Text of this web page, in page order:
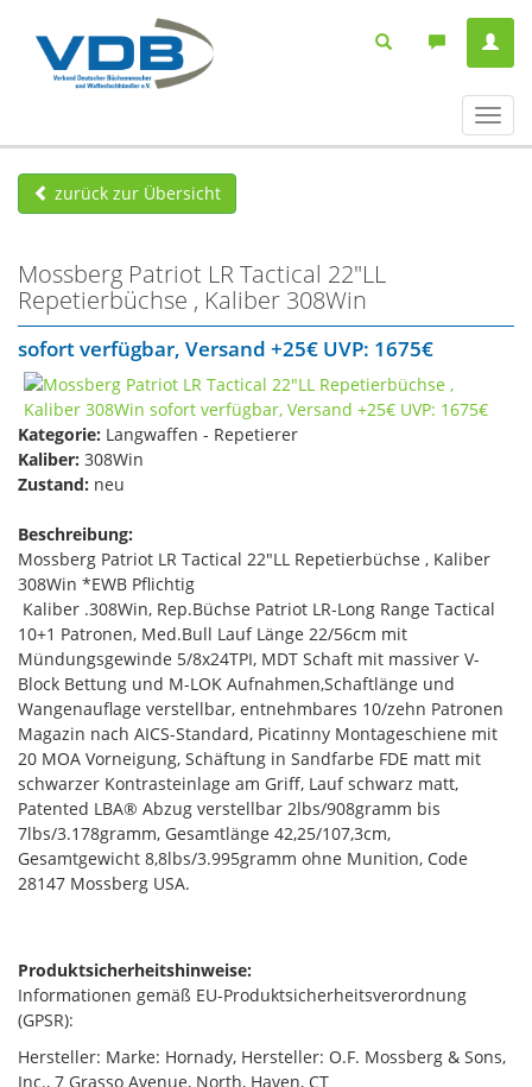
ein-/
zurück zur Übersicht
Mossberg Patriot LR Tactical 22"LL
Repetierbüchse , Kaliber 308Win
sofort verfügbar, Versand +25€ UVP: 1675€
Kategorie: Langwaffen - Repetierer
Kaliber: 308Win
Zustand: neu
Beschreibung:
Mossberg Patriot LR Tactical 22"LL Repetierbüchse , Kaliber
308Win *EWB Pflichtig
Kaliber .308Win, Rep.Büchse Patriot LR-Long Range Tactical
10+1 Patronen, Med.Bull Lauf Länge 22/56cm mit
Mündungsgewinde 5/8x24TPI, MDT Schaft mit massiver V-
Block Bettung und M-LOK Aufnahmen,Schaftlänge und
Wangenauflage verstellbar, entnehmbares 10/zehn Patronen
Magazin nach AICS-Standard, Picatinny Montageschiene mit
20 MOA Vorneigung, Schäftung in Sandfarbe FDE matt mit
schwarzer Kontrasteinlage am Griff, Lauf schwarz matt,
Patented LBA® Abzug verstellbar 2lbs/908gramm bis
7lbs/3.178gramm, Gesamtlänge 42,25/107,3cm,
Gesamtgewicht 8,8lbs/3.995gramm ohne Munition, Code
28147 Mossberg USA.
Produktsicherheitshinweise:
Informationen gemäß EU-Produktsicherheitsverordnung
(GPSR):
Hersteller: Marke: Hornady, Hersteller: O.F. Mossberg & Sons,
Inc., 7 Grasso Avenue, North, Haven, CT